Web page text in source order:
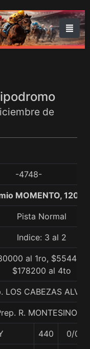
de
-4748-
MOMENTO, 1200
Pista Normal
Indice: 3 al 2
al 1ro,
$178200 al 4to
LOS CABEZAS
R. MONTESINO S.
440 0/0